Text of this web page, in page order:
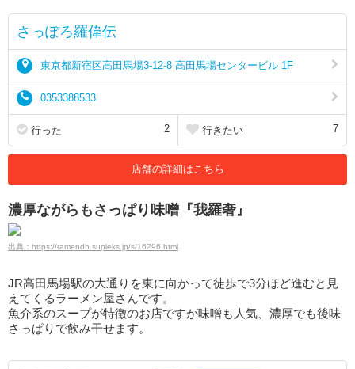
さっぽろ羅偉伝
東京都新宿区高田馬場3-12-8 高田馬場センタービル 1F
0353388533
行った 2 行きたい 7
店舗の詳細はこちら
濃厚ながらもさっぱり味噌『我羅奢』
出典：https://ramendb.supleks.jp/s/16296.html
JR高田馬場駅の大通りを東に向かって徒歩で3分ほど進むと見
えてくるラーメン屋さんです。
魚介系のスープが特徴のお店ですが味噌も人気、濃厚でも後味
さっぱりで飲み干せます。